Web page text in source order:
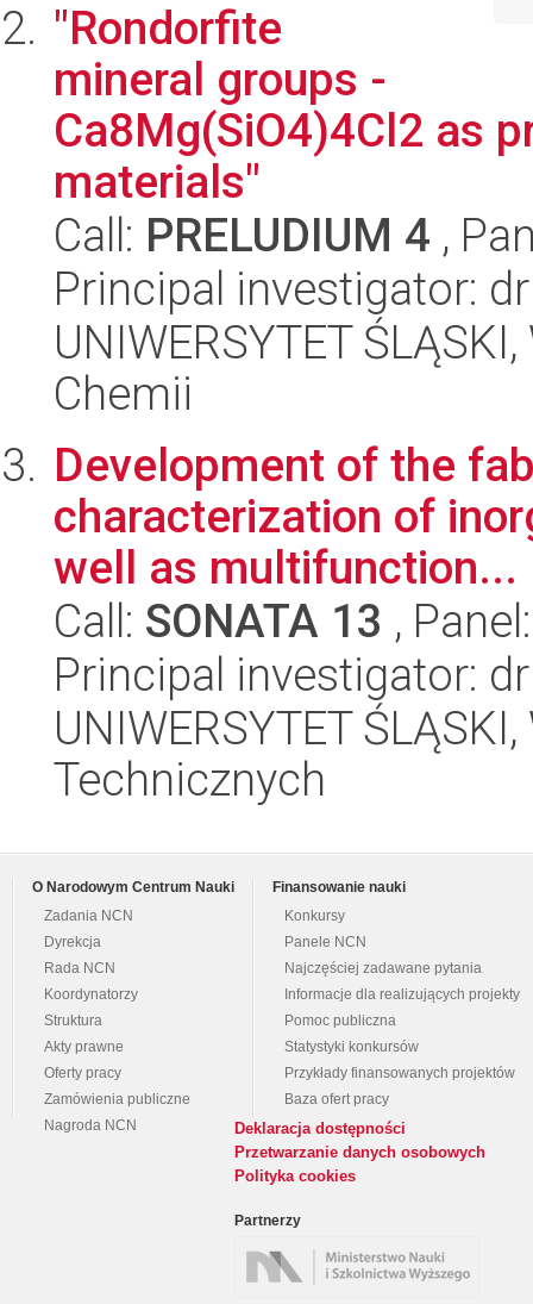
"Rondorfite
mineral groups -
Ca8Mg(SiO4)4Cl2 as
materials"
Call: PRELUDIUM 4 ,
Principal investigator:
UNIWERSYTET
Chemii
Development of the
characterization of
well as multifunction...
Call: SONATA 13 ,
Principal investigator:
UNIWERSYTET
Technicznych
O Narodowym Centrum Nauki
Zadania NCN
Dyrekcja
Rada NCN
Koordynatorzy
Struktura
Akty prawne
Oferty pracy
Zamówienia publiczne
Nagroda NCN
Finansowanie nauki
Konkursy
Panele NCN
Najczęściej zadawane pytania
Informacje dla realizujących projekty
Pomoc publiczna
Statystyki konkursów
Przykłady finansowanych projektów
Baza ofert pracy
Deklaracja dostępności
Przetwarzanie danych osobowych
Polityka cookies
Partnerzy